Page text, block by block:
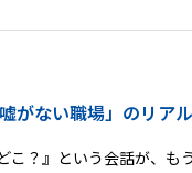
がない職場」のリア
こ？』という会話が、も